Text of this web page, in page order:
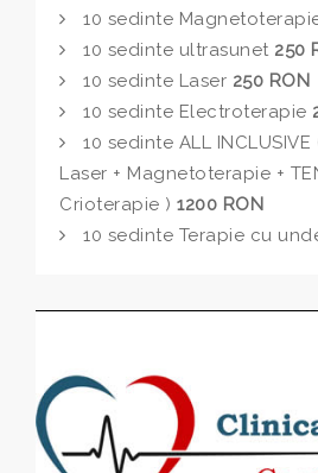
10 sedinte
10 sedinte ultrasunet 250
10 sedinte Laser 250 RON
10 sedinte Electroterapie
10 sedinte ALL
Laser + Magnetoterapie +
Crioterapie ) 1200 RON
10 sedinte Terapie cu